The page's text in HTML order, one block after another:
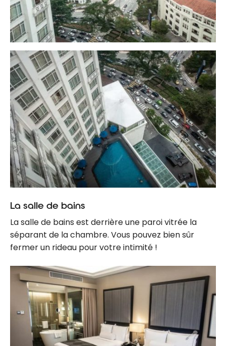
La salle de bains
La salle de bains est derrière une paroi vitrée la
séparant de la chambre. Vous pouvez bien sûr
fermer un rideau pour votre intimité !